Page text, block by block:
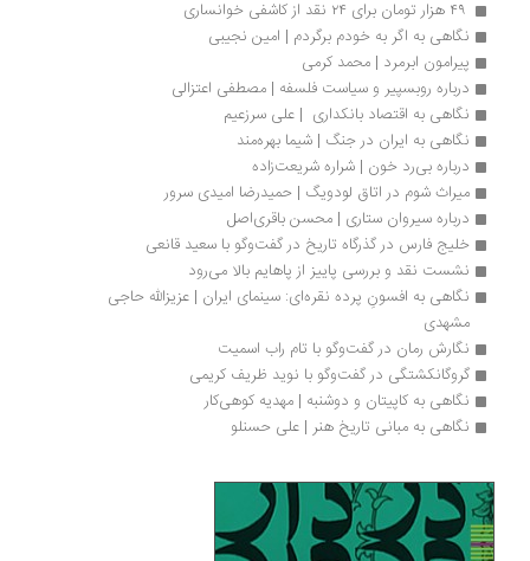
نگاهی به اگر به خودم برگردم | امین نجیبی
پیرامون ابرمرد | محمد کرمی
درباره روبسپیر و سیاست فلسفه | مصطفی اعتزالی
نگاهی به اقتصاد بانکداری  | علی سرزعیم
نگاهی به ایران در جنگ | شیما بهره‌مند
درباره بی‌رد خون | شراره شریعت‌زاده
میراث شوم در اتاق لودویگ | حمیدرضا امیدی سرور
درباره سیروان ستاری | ​​​​​​​محسن باقری‌اصل
خلیج فارس در گذرگاه تاریخ در گفت‌وگو با سعید قانعی
نشست نقد و بررسی پاییز از پاهایم بالا می‌رود
نگاهی به افسونِ پرده نقره‌ای: سینمای ایران | عزیزالله حاجی
نگارش رمان در گفت‌وگو با تام راب اسمیت
گروگانکشتگی در گفت‌وگو با نوید ظریف کریمی
نگاهی به کاپیتان و دوشنبه | مهدیه کوهی‌کار
نگاهی به مبانی تاریخ هنر | علی حسنلو